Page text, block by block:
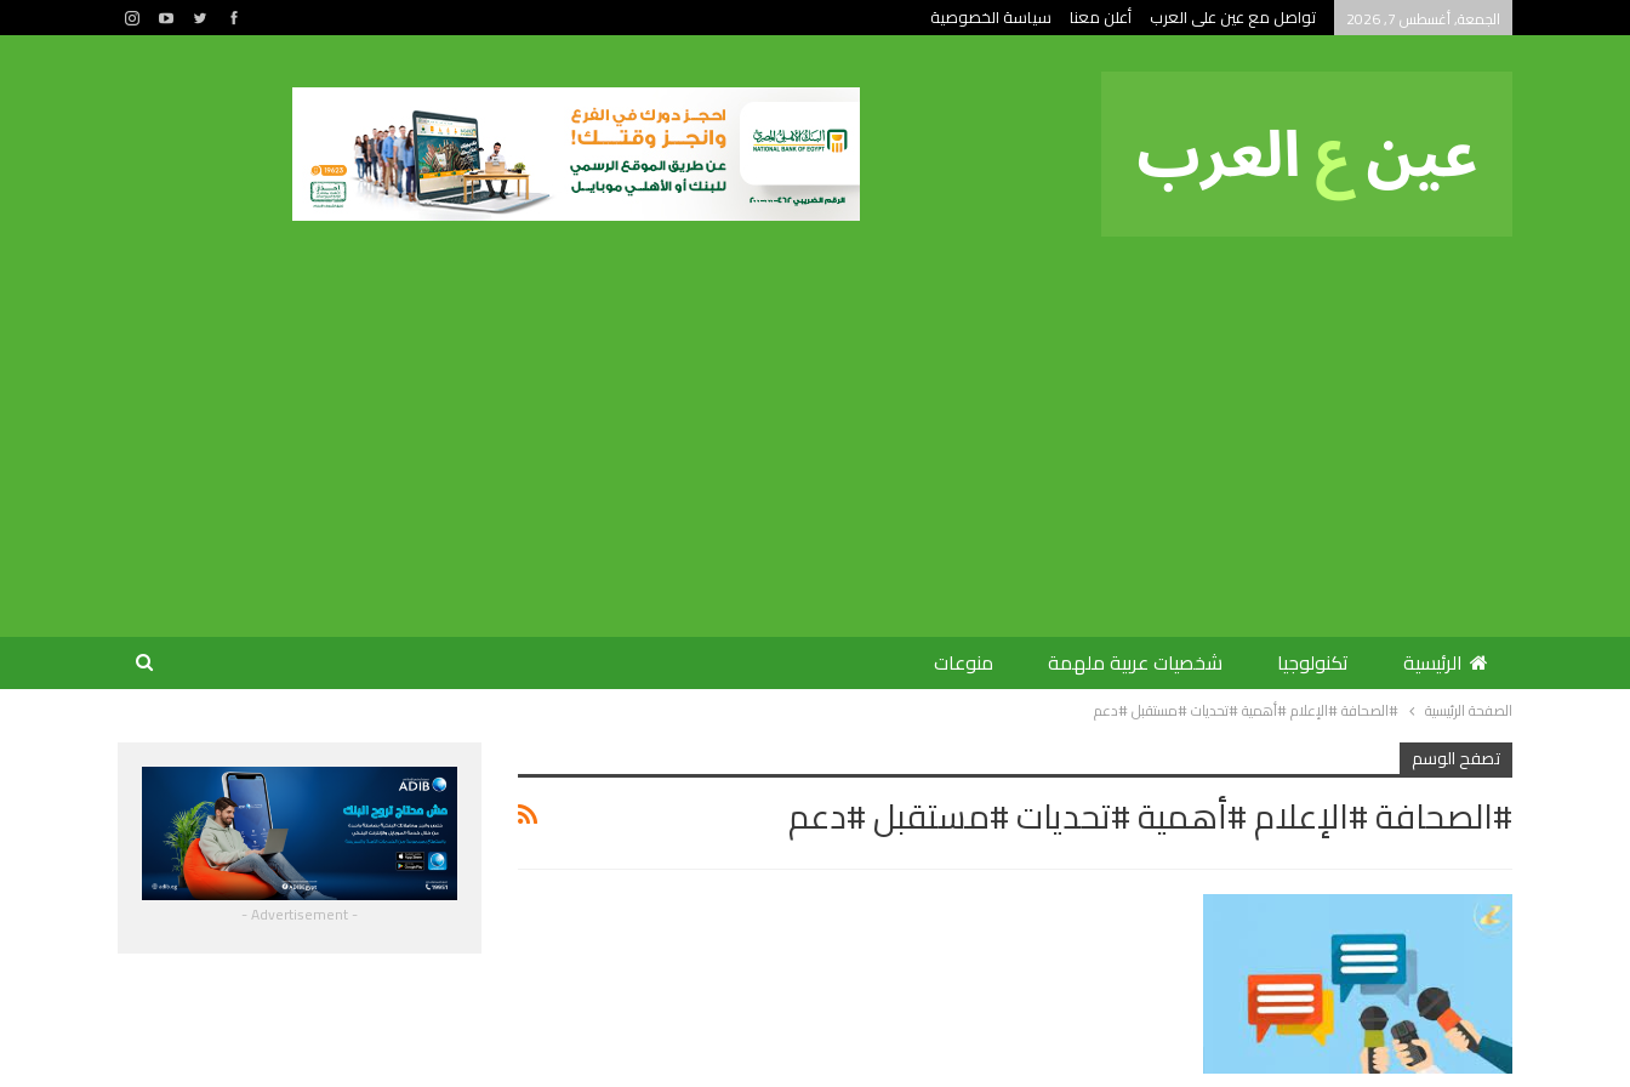
الجمعة, أغسطس 7, 2026 تواصل مع عين على العرب أعلن معنا سياسة الخصوصية
الرئيسية تكنولوجيا شخصيات عربية ملهمة منوعات
الصفحة الرئيسية #الصحافة #الإعلام #أهمية #تحديات #مستقبل #دعم
تصفح الوسم
#الصحافة #الإعلام #أهمية #تحديات #مستقبل #دعم
- Advertisement -